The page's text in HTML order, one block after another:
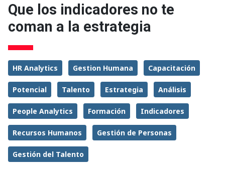
Que los indicadores no te
coman a la estrategia
HR Analytics Gestion Humana Capacitación
Potencial Talento Estrategia Análisis
People Analytics Formación Indicadores
Recursos Humanos Gestión de Personas
Gestión del Talento